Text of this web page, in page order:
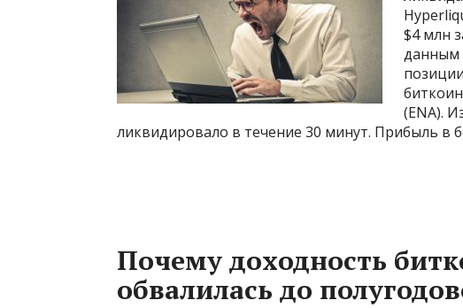
$4 млн
данным
(ENA).
ликвидировало в течение 30 минут. Прибыль в
Почему доходность
обвалилась до